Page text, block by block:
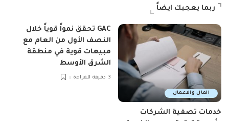
ربما يعجبك ايضاً
المال والاعمال
خدمات تصفية الشركات
GAC تحقق نمواً قوياً خلال
النصف الأول من العام مع
مبيعات قوية في منطقة
الشرق الأوسط
3 دقيقة للقراءة